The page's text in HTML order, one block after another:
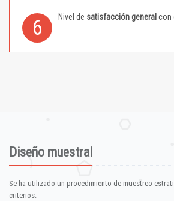
6 Nivel de satisfacción general con
Diseño muestral
Se ha utilizado un procedimiento de muestreo
criterios: